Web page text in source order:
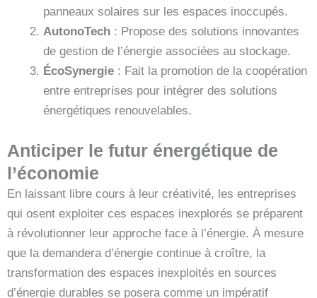
panneaux solaires sur les espaces inoccupés.
AutonoTech : Propose des solutions innovantes
de gestion de l’énergie associées au stockage.
ÉcoSynergie : Fait la promotion de la coopération
entre entreprises pour intégrer des solutions
énergétiques renouvelables.
Anticiper le futur énergétique de
l’économie
En laissant libre cours à leur créativité, les entreprises
qui osent exploiter ces espaces inexplorés se préparent
à révolutionner leur approche face à l’énergie. À mesure
que la demandera d’énergie continue à croître, la
transformation des espaces inexploités en sources
d’énergie durables se posera comme un impératif